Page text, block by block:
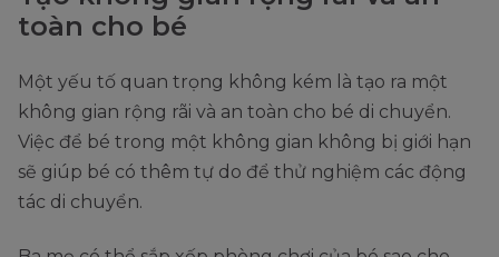
toàn cho bé
Một yếu tố quan trọng không kém là tạo ra một
không gian rộng rãi và an toàn cho bé di chuyển.
Việc để bé trong một không gian không bị giới hạn
sẽ giúp bé có thêm tự do để thử nghiệm các động
tác di chuyển.